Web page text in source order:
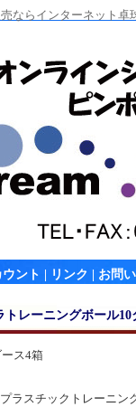
ならインターネット卓
ント リンク お問
トレーニングボール10
ス4箱
ラスチックトレーニン